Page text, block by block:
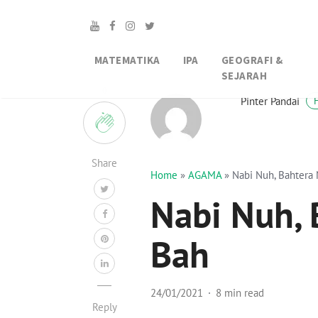
MATEMATIKA IPA
GEOGRAFI &
SEJARAH
Share
Reply
Pinter Pandai
Home » AGAMA» Nabi Nuh, Bahtera
Nabi Nuh,
Bah
24/01/2021 8 min read